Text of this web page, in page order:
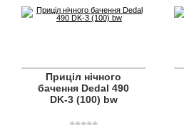
Приціл нічного
бачення Dedal 490
DK-3 (100) bw